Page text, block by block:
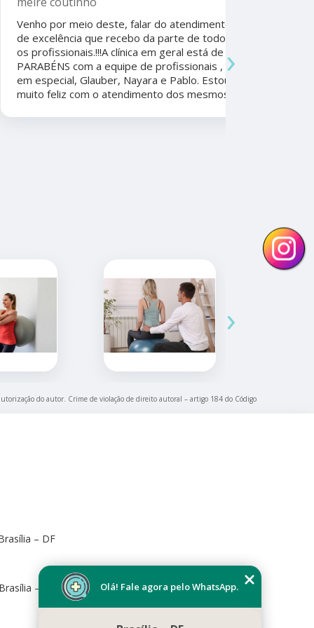
Venho por meio deste, falar do atendimento
de excelência que recebo da parte de todos
os profissionais.!!!A clínica em geral está de
PARABÉNS com a equipe de profissionais ,
em especial, Glauber, Nayara e Pablo. Estou
muito feliz com o atendimento dos mesmos.
›
›
do autor. Crime de violação de direito autoral – artigo 184 do Código
– DF
– DF, 70673-416Olá! Fale agora pelo WhatsApp.